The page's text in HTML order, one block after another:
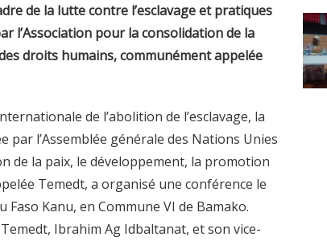
de la lutte contre l’esclavage et pratiques
l’Association pour la consolidation de la
droits humains, communément appelée
de l’abolition de l’esclavage, la
l’Assemblée générale des Nations Unies
de la paix, le développement, la promotion
Temedt, a organisé une conférence le
Kanu, en Commune VI de Bamako.
Ibrahim Ag Idbaltanat, et son vice-